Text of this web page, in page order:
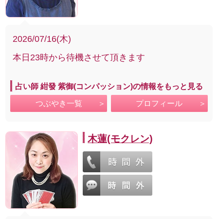
2026/07/16(木)
本日23時から待機させて頂きます
占い師 紺發 紫御(コンパッション)の情報をもっと見る
つぶやき一覧 プロフィール
木蓮(モクレン)